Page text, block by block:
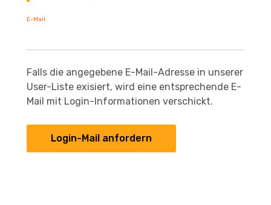
E-Mail
Falls die angegebene E-Mail-Adresse in unserer
User-Liste exisiert, wird eine entsprechende E-
Mail mit Login-Informationen verschickt.
Login-Mail anfordern